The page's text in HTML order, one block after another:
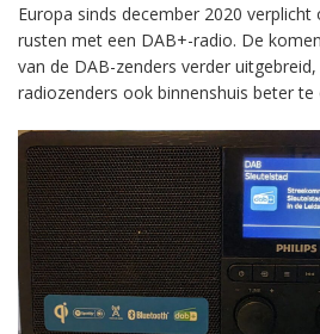
Europa sinds december 2020 verplicht
rusten met een DAB+-radio. De
van de DAB-zenders verder
radiozenders ook binnenshuis beter te